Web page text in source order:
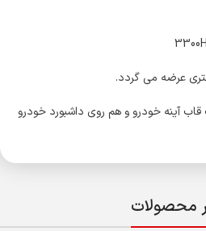
قاب آینه خودرو و هم روی داشبورد خودرو
محصولات